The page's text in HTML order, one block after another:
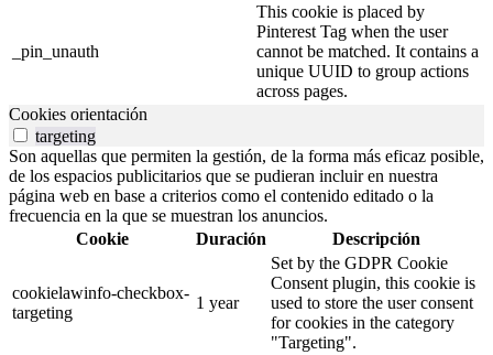
_pin_unauth
This cookie is placed by
Pinterest Tag when the user
cannot be matched. It contains a
unique UUID to group actions
across pages.
Cookies orientación
targeting
Son aquellas que permiten la gestión, de la forma más eficaz posible,
de los espacios publicitarios que se pudieran incluir en nuestra
página web en base a criterios como el contenido editado o la
frecuencia en la que se muestran los anuncios.
Cookie
Duración Descripción
cookielawinfo-checkbox-
targeting
1 year
Set by the GDPR Cookie
Consent plugin, this cookie is
used to store the user consent
for cookies in the category
"Targeting".